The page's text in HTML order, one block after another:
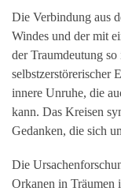
Die Verbindung aus
Windes und der mit
der Traumdeutung
selbstzerstörerischer
innere Unruhe, die
kann. Das Kreisen
Gedanken, die sich
Die
Orkanen in Träumen